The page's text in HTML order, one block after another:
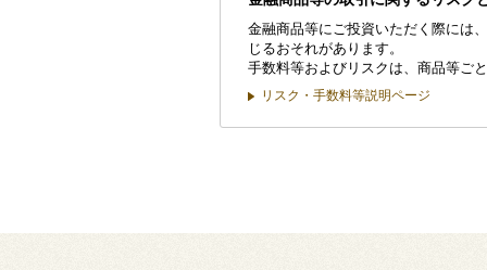
金融商品等にご投資いただく際には
じるおそれがあります。
手数料等およびリスクは、商品等ご
リスク・手数料等説明ページ